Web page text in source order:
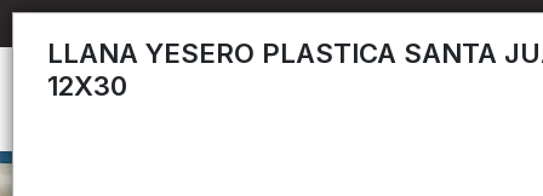
LLANA YESERO PLASTICA SANTA
12X30